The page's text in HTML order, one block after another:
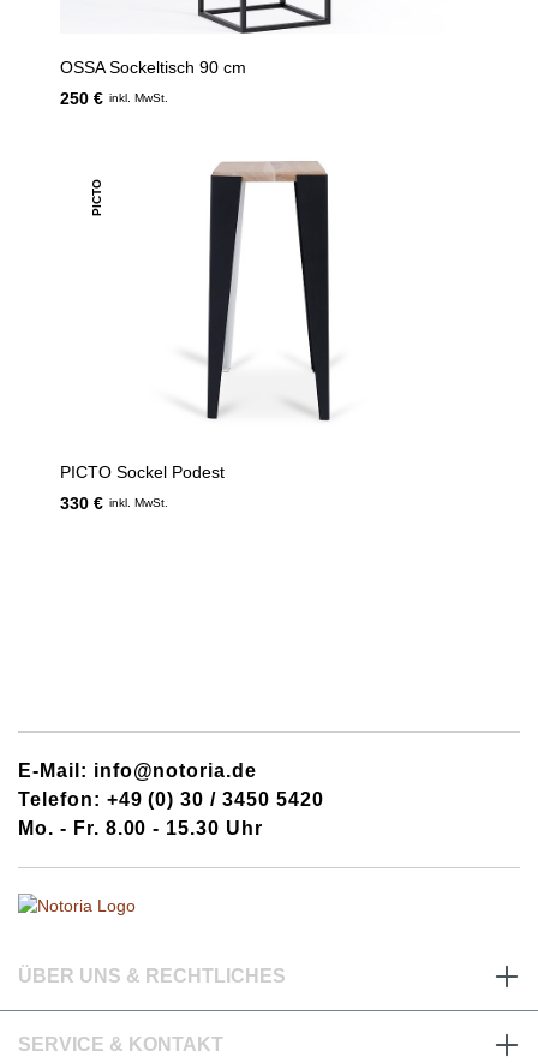
OSSA Sockeltisch 90 cm
250 € inkl. MwSt.
PICTO
PICTO Sockel Podest
330 € inkl. MwSt.
E-Mail: info@notoria.de
Telefon: +49 (0) 30 / 3450 5420
Mo. - Fr. 8.00 - 15.30 Uhr
ÜBER UNS & RECHTLICHES
SERVICE & KONTAKT